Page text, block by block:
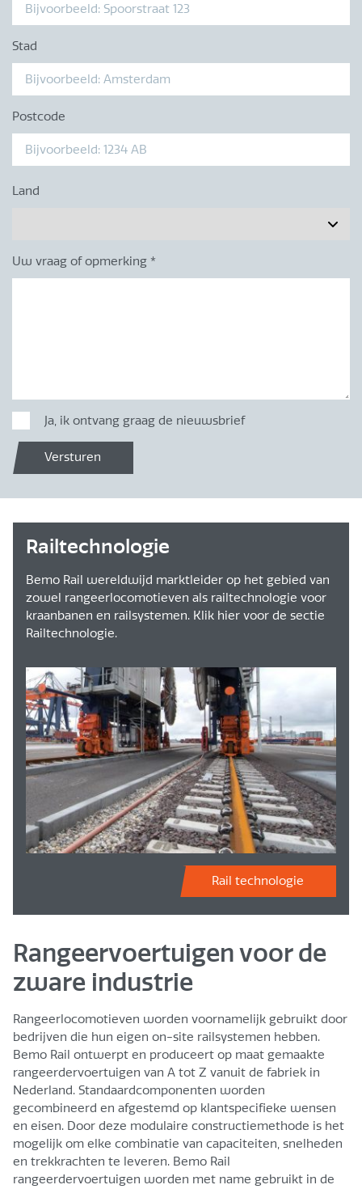
Stad
Postcode
Land
Uw vraag of opmerking *
Ja, ik ontvang graag de nieuwsbrief
Versturen
Railtechnologie
Bemo Rail wereldwijd marktleider op het gebied van
zowel rangeerlocomotieven als railtechnologie voor
kraanbanen en railsystemen. Klik hier voor de sectie
Railtechnologie.
Rail technologie
Rangeervoertuigen voor de
zware industrie
Rangeerlocomotieven worden voornamelijk gebruikt door
bedrijven die hun eigen on-site railsystemen hebben.
Bemo Rail ontwerpt en produceert op maat gemaakte
rangeerdervoertuigen van A tot Z vanuit de fabriek in
Nederland. Standaardcomponenten worden
gecombineerd en afgestemd op klantspecifieke wensen
en eisen. Door deze modulaire constructiemethode is het
mogelijk om elke combinatie van capaciteiten, snelheden
en trekkrachten te leveren. Bemo Rail
rangeerdervoertuigen worden met name gebruikt in de